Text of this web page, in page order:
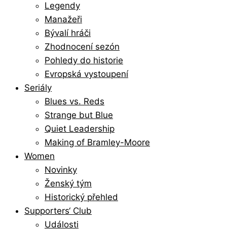
Legendy
Manažeři
Bývalí hráči
Zhodnocení sezón
Pohledy do historie
Evropská vystoupení
Seriály
Blues vs. Reds
Strange but Blue
Quiet Leadership
Making of Bramley-Moore
Women
Novinky
Ženský tým
Historický přehled
Supporters‘ Club
Události